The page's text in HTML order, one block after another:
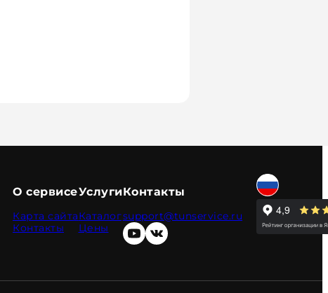
О сервисе
Карта сайта
Контакты
Услуги
Каталог
Цены
Контакты
support@tunservice.ru